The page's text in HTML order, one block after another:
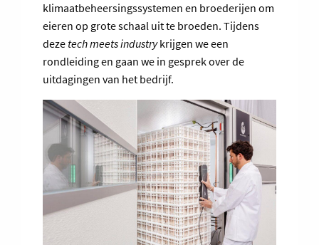
klimaatbeheersingssystemen en broederijen om
eieren op grote schaal uit te broeden. Tijdens
deze tech meets industrykrijgen we een
rondleiding en gaan we in gesprek over de
uitdagingen van het bedrijf.